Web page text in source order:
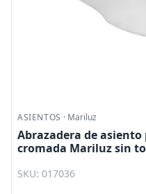
ASIENTOS · Mariluz
Abrazadera de
cromada Mariluz sin
SKU: 017036